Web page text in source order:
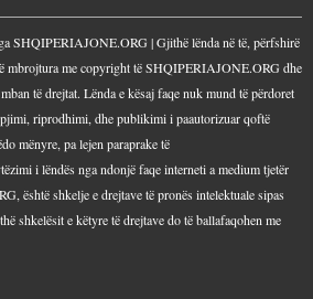
SHQIPERIAJONE.ORG | Gjithë lënda në të, përfshirë
mbrojtura me copyright të SHQIPERIAJONE.ORG dhe
të drejtat. Lënda e kësaj faqe nuk mund të përdoret
riprodhimi, dhe publikimi i paautorizuar qoftë
mënyre, pa lejen paraprake të
i lëndës nga ndonjë faqe interneti a medium tjetër
është shkelje e drejtave të pronës intelektuale sipas
shkelësit e këtyre të drejtave do të ballafaqohen me